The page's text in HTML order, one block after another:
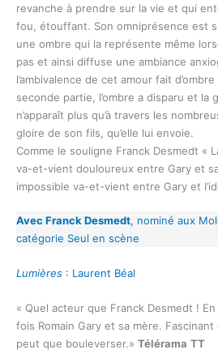
revanche à prendre sur la vie et qui
fou, étouffant. Son omniprésence est
une ombre qui la représente même
pas et ainsi diffuse une ambiance
l’ambivalence de cet amour fait
seconde partie, l’ombre a disparu et la
n’apparaît plus qu’à travers les
gloire de son fils, qu’elle lui envoie.
Comme le souligne Franck Desmedt «
va-et-vient douloureux entre Gary et
impossible va-et-vient entre Gary et
Avec Franck Desmedt, nominé aux
catégorie Seul en scène
Lumières : Laurent Béal
« Quel acteur que Franck Desmedt !
fois Romain Gary et sa mère.
peut que bouleverser.» Télérama TT